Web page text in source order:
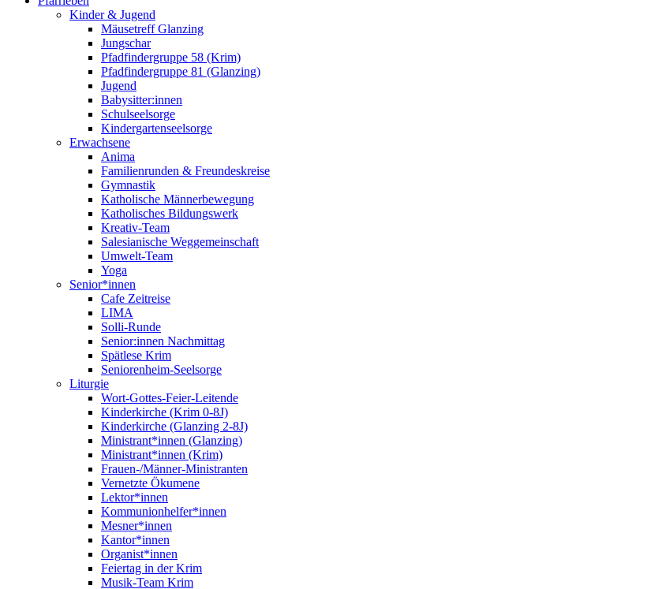
Kinder & Jugend
Mäusetreff Glanzing
Jungschar
Pfadfindergruppe 58 (Krim)
Pfadfindergruppe 81 (Glanzing)
Jugend
Babysitter:innen
Schulseelsorge
Kindergartenseelsorge
Erwachsene
Anima
Familienrunden & Freundeskreise
Gymnastik
Katholische Männerbewegung
Katholisches Bildungswerk
Kreativ-Team
Salesianische Weggemeinschaft
Umwelt-Team
Yoga
Senior*innen
Cafe Zeitreise
LIMA
Solli-Runde
Senior:innen Nachmittag
Spätlese Krim
Seniorenheim-Seelsorge
Liturgie
Wort-Gottes-Feier-Leitende
Kinderkirche (Krim 0-8J)
Kinderkirche (Glanzing 2-8J)
Ministrant*innen (Glanzing)
Ministrant*innen (Krim)
Frauen-/Männer-Ministranten
Vernetzte Ökumene
Lektor*innen
Kommunionhelfer*innen
Mesner*innen
Kantor*innen
Organist*innen
Feiertag in der Krim
Musik-Team Krim